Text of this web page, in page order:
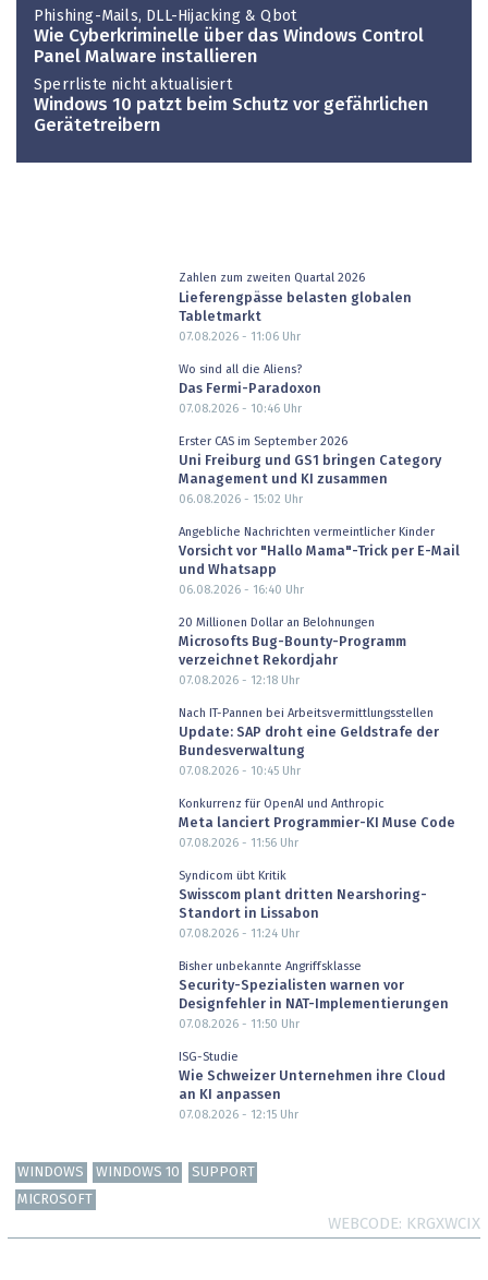
Phishing-Mails, DLL-Hijacking & Qbot
Wie Cyberkriminelle über das Windows Control
Panel Malware installieren
Sperrliste nicht aktualisiert
Windows 10 patzt beim Schutz vor gefährlichen
Gerätetreibern
Zahlen zum zweiten Quartal 2026
Lieferengpässe belasten globalen
Tabletmarkt
07.08.2026 - 11:06Uhr
Wo sind all die Aliens?
Das Fermi-Paradoxon
07.08.2026 - 10:46Uhr
Erster CAS im September 2026
Uni Freiburg und GS1 bringen Category
Management und KI zusammen
06.08.2026 - 15:02 Uhr
Angebliche Nachrichten vermeintlicher Kinder
Vorsicht vor "Hallo Mama"-Trick per E-Mail
und Whatsapp
06.08.2026 - 16:40 Uhr
20 Millionen Dollar an Belohnungen
Microsofts Bug-Bounty-Programm
verzeichnet Rekordjahr
07.08.2026 - 12:18Uhr
Nach IT-Pannen bei Arbeitsvermittlungsstellen
Update: SAP droht eine Geldstrafe der
Bundesverwaltung
07.08.2026 - 10:45Uhr
Konkurrenz für OpenAI und Anthropic
Meta lanciert Programmier-KI Muse Code
07.08.2026 - 11:56Uhr
Syndicom übt Kritik
Swisscom plant dritten Nearshoring-
Standort in Lissabon
07.08.2026 - 11:24Uhr
Bisher unbekannte Angriffsklasse
Security-Spezialisten warnen vor
Designfehler in NAT-Implementierungen
07.08.2026 - 11:50 Uhr
ISG-Studie
Wie Schweizer Unternehmen ihre Cloud
an KI anpassen
07.08.2026 - 12:15Uhr
WINDOWS WINDOWS 10
SUPPORT
MICROSOFT
WEBCODE KRGXWCIX